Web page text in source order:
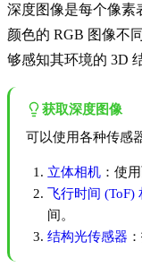
深度图像是每个像素
颜色的 RGB 图像不
够感知其环境的 3D
获取深度图像
可以使用各种传感
立体相机 ：使
飞行时间 (ToF)
间。
结构光传感器